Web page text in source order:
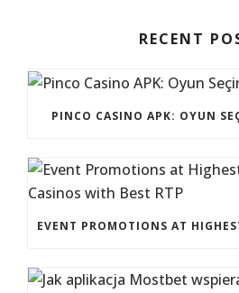
RECENT
PINCO CASINO APK: OYUN